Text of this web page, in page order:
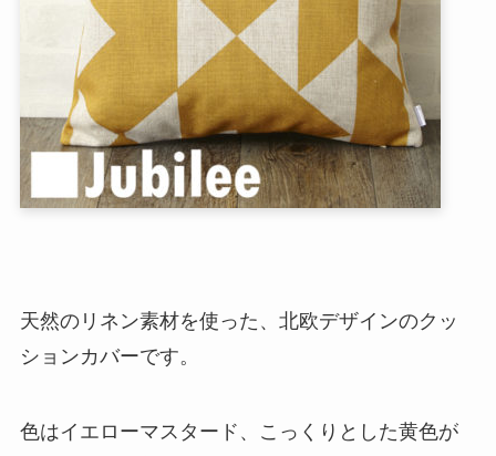
天然のリネン素材を使った、北欧デザインのクッ
ションカバーです。
色はイエローマスタード、こっくりとした黄色が